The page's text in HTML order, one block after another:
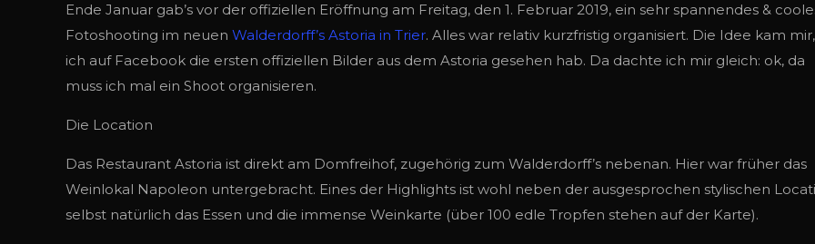
Ende Januar gab’s vor der offiziellen Eröffnung am Freitag, den 1. Februar 2019, ein sehr spannendes &
Fotoshooting im neuen Walderdorff’s Astoria in Trier. Alles war relativ kurzfristig organisiert. Die Idee kam
ich auf Facebook die ersten offiziellen Bilder aus dem Astoria gesehen hab. Da dachte ich mir gleich: ok, da
muss ich mal ein Shoot organisieren.
Die Location
Das Restaurant Astoria ist direkt am Domfreihof, zugehörig zum Walderdorff’s nebenan. Hier war früher das
Weinlokal Napoleon untergebracht. Eines der Highlights ist wohl neben der ausgesprochen stylischen
selbst natürlich das Essen und die immense Weinkarte (über 100 edle Tropfen stehen auf der Karte).